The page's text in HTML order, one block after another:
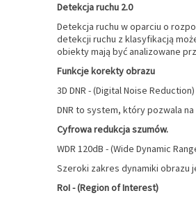
Detekcja ruchu 2.0
Detekcja ruchu w oparciu o
detekcji ruchu z klasyfikacją
obiekty mają być analizowane
Funkcje korekty obrazu
3D DNR - (Digital Noise Reduction)
DNR to system, który pozwala
Cyfrowa redukcja szumów.
WDR 120dB - (Wide Dynamic
Szeroki zakres dynamiki obrazu
RoI - (Region of Interest)